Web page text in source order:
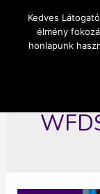
content
Üzlet és szabadság
Kedves
élmény
honlapunk